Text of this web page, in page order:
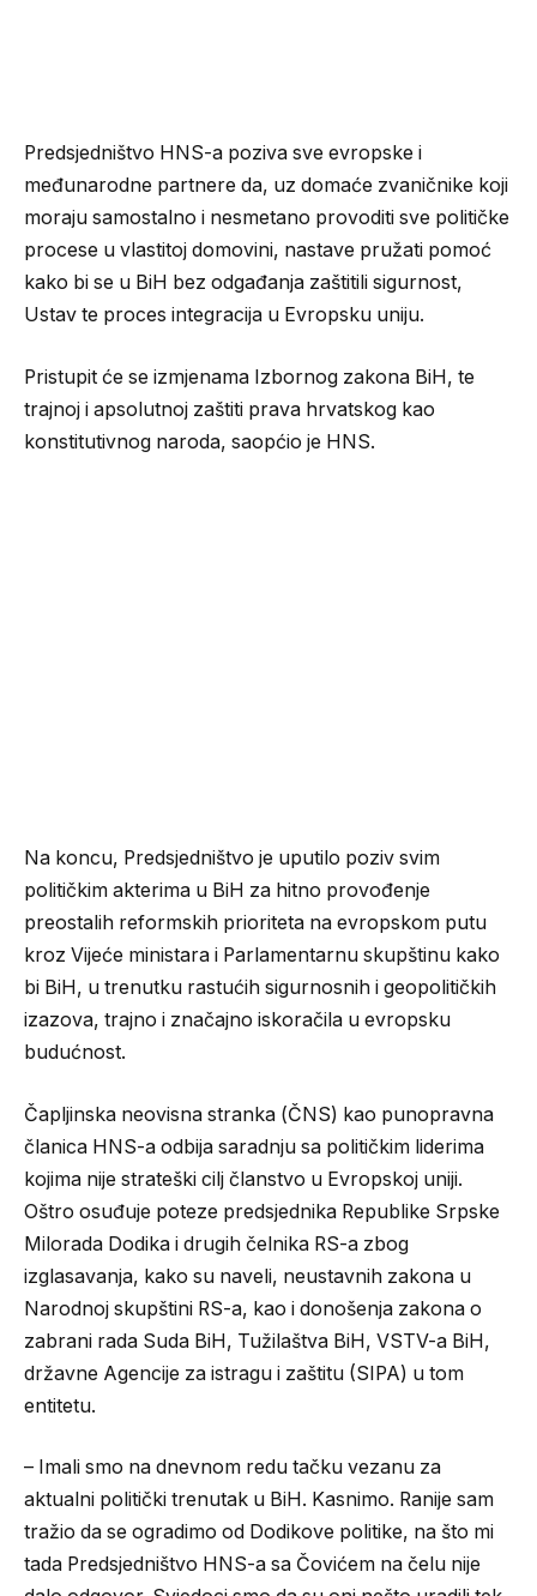
Predsjedništvo HNS-a poziva sve evropske i
međunarodne partnere da, uz domaće zvaničnike koji
moraju samostalno i nesmetano provoditi sve političke
procese u vlastitoj domovini, nastave pružati pomoć
kako bi se u BiH bez odgađanja zaštitili sigurnost,
Ustav te proces integracija u Evropsku uniju.
Pristupit će se izmjenama Izbornog zakona BiH, te
trajnoj i apsolutnoj zaštiti prava hrvatskog kao
konstitutivnog naroda, saopćio je HNS.
Na koncu, Predsjedništvo je uputilo poziv svim
političkim akterima u BiH za hitno provođenje
preostalih reformskih prioriteta na evropskom putu
kroz Vijeće ministara i Parlamentarnu skupštinu kako
bi BiH, u trenutku rastućih sigurnosnih i geopolitičkih
izazova, trajno i značajno iskoračila u evropsku
budućnost.
Čapljinska neovisna stranka (ČNS) kao punopravna
članica HNS-a odbija saradnju sa političkim liderima
kojima nije strateški cilj članstvo u Evropskoj uniji.
Oštro osuđuje poteze predsjednika Republike Srpske
Milorada Dodika i drugih čelnika RS-a zbog
izglasavanja, kako su naveli, neustavnih zakona u
Narodnoj skupštini RS-a, kao i donošenja zakona o
zabrani rada Suda BiH, Tužilaštva BiH, VSTV-a BiH,
državne Agencije za istragu i zaštitu (SIPA) u tom
entitetu.
– Imali smo na dnevnom redu tačku vezanu za
aktualni politički trenutak u BiH. Kasnimo. Ranije sam
tražio da se ogradimo od Dodikove politike, na što mi
tada Predsjedništvo HNS-a sa Čovićem na čelu nije